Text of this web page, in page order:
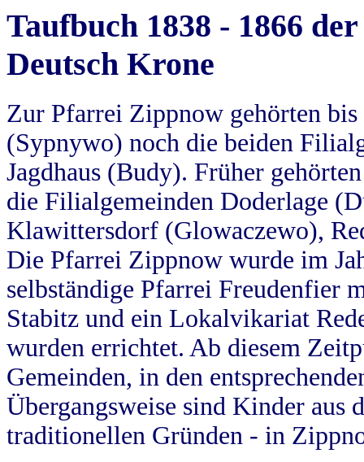
Taufbuch 1838 - 1866
Deutsch Krone
Zur Pfarrei Zippnow gehörten
(Sypnywo) noch die beiden
Jagdhaus (Budy). Früher
die Filialgemeinden Doderlage
Klawittersdorf (Glowaczewo),
Die Pfarrei Zippnow wurde im
selbständige Pfarrei Freudenfier
Stabitz und ein Lokalvikariat
wurden errichtet. Ab diesem
Gemeinden, in den
Übergangsweise sind Kinder aus
traditionellen Gründen - in